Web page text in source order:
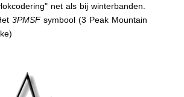
net als bij winterbanden.
3PMSFsymbool (3 Peak Mountain